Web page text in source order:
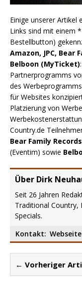
Einige unserer Artikel
Links sind mit einem
Bestellbutton)
Amazon, JPC, Bear
Belboon (MyTicket):
Partnerprogramms
des
für Websites
Platzierung von
Country.de
Bear Family Records
(Eventim) sowie
Über Dirk
Seit 26 Jahren
Traditional Country,
Specials.
Kontakt: Webseite
← Vorheriger